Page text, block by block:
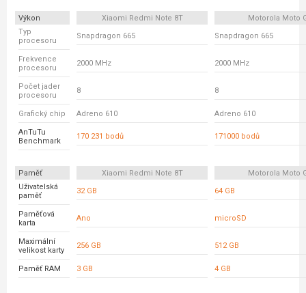
Výkon Xiaomi Redmi Note 8T
Motorola Moto
Typ
procesoru
Snapdragon 665 Snapdragon 665
Frekvence
procesoru
2000 MHz 2000 MHz
Počet jader
procesoru
8 8
Grafický chip Adreno 610 Adreno 610
AnTuTu
Benchmark
170 231 bodů 171000 bodů
Paměť Xiaomi Redmi Note 8T
Motorola Moto
Uživatelská
paměť
32 GB 64 GB
Paměťová
karta
Ano microSD
Maximální
velikost karty
256 GB 512 GB
Paměť RAM 3 GB 4 GB